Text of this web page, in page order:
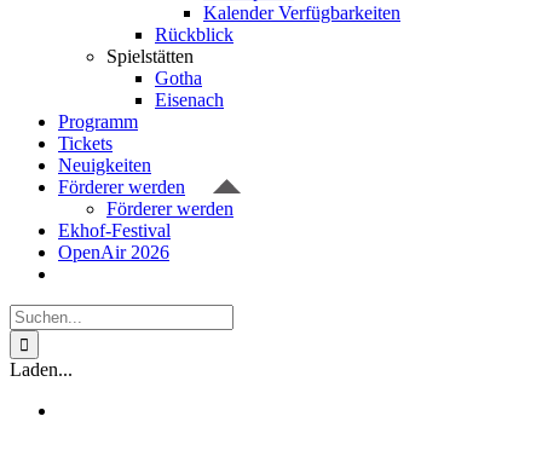
Kalender Verfügbarkeiten
Rückblick
Spielstätten
Gotha
Eisenach
Programm
Tickets
Neuigkeiten
Förderer werden
Förderer werden
Ekhof-Festival
OpenAir 2026
Suche
nach:
Laden...